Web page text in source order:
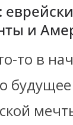
и
то в
будущее